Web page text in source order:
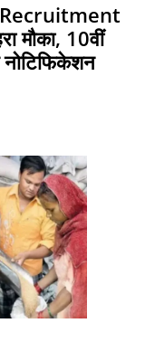
मौका, 10वीं
नोटिफिकेशन